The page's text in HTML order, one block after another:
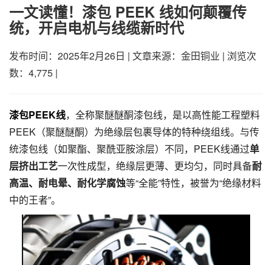
一文读懂！漆包 PEEK 线如何颠覆传
统，开启电机与线缆新时代
发布时间：2025年2月26日 | 文章来源：金田铜业 | 浏览次
数：4,775 |
漆包PEEK线，全称聚醚醚酮漆包线，是以高性能工程塑料
PEEK（聚醚醚酮）为绝缘层包裹导体的特种绕组线。与传
统漆包线（如聚酯、聚酰亚胺涂层）不同，PEEK线通过单
层挤出工艺一次性成型，绝缘层更薄、更均匀，同时具备耐
高温、耐电晕、耐化学腐蚀等“全能”特性，被誉为“绝缘材料
中的王者”。